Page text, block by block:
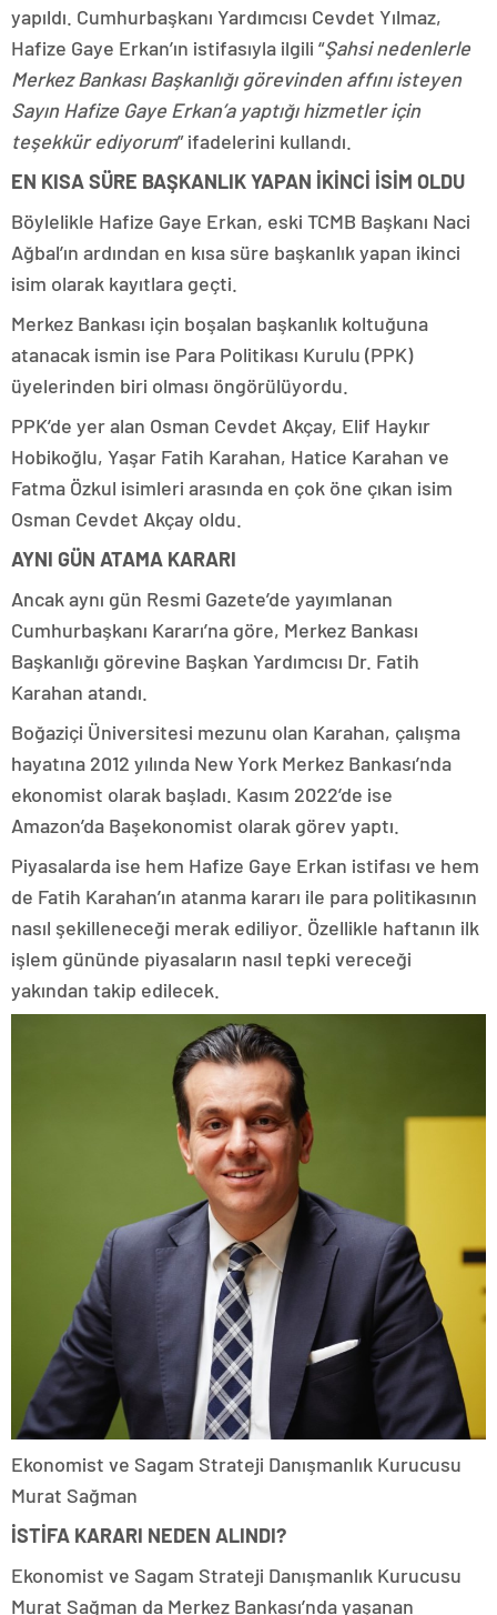
yapıldı. Cumhurbaşkanı Yardımcısı Cevdet Yılmaz,
Hafize Gaye Erkan’ın istifasıyla ilgili “Şahsi nedenlerle
Merkez Bankası Başkanlığı görevinden affını isteyen
Sayın Hafize Gaye Erkan’a yaptığı hizmetler için
teşekkür ediyorum” ifadelerini kullandı.
EN KISA SÜRE BAŞKANLIK YAPAN İKİNCİ İSİM OLDU
Böylelikle Hafize Gaye Erkan, eski TCMB Başkanı Naci
Ağbal’ın ardından en kısa süre başkanlık yapan ikinci
isim olarak kayıtlara geçti.
Merkez Bankası için boşalan başkanlık koltuğuna
atanacak ismin ise Para Politikası Kurulu (PPK)
üyelerinden biri olması öngörülüyordu.
PPK’de yer alan Osman Cevdet Akçay, Elif Haykır
Hobikoğlu, Yaşar Fatih Karahan, Hatice Karahan ve
Fatma Özkul isimleri arasında en çok öne çıkan isim
Osman Cevdet Akçay oldu.
AYNI GÜN ATAMA KARARI
Ancak aynı gün Resmi Gazete’de yayımlanan
Cumhurbaşkanı Kararı’na göre, Merkez Bankası
Başkanlığı görevine Başkan Yardımcısı Dr. Fatih
Karahan atandı.
Boğaziçi Üniversitesi mezunu olan Karahan, çalışma
hayatına 2012 yılında New York Merkez Bankası’nda
ekonomist olarak başladı. Kasım 2022’de ise
Amazon’da Başekonomist olarak görev yaptı.
Piyasalarda ise hem Hafize Gaye Erkan istifası ve hem
de Fatih Karahan’ın atanma kararı ile para politikasının
nasıl şekilleneceği merak ediliyor. Özellikle haftanın ilk
işlem gününde piyasaların nasıl tepki vereceği
yakından takip edilecek.
Ekonomist ve Sagam Strateji Danışmanlık Kurucusu
Murat Sağman
İSTİFA KARARI NEDEN ALINDI?
Ekonomist ve Sagam Strateji Danışmanlık Kurucusu
Murat Sağman da Merkez Bankası’nda yaşanan